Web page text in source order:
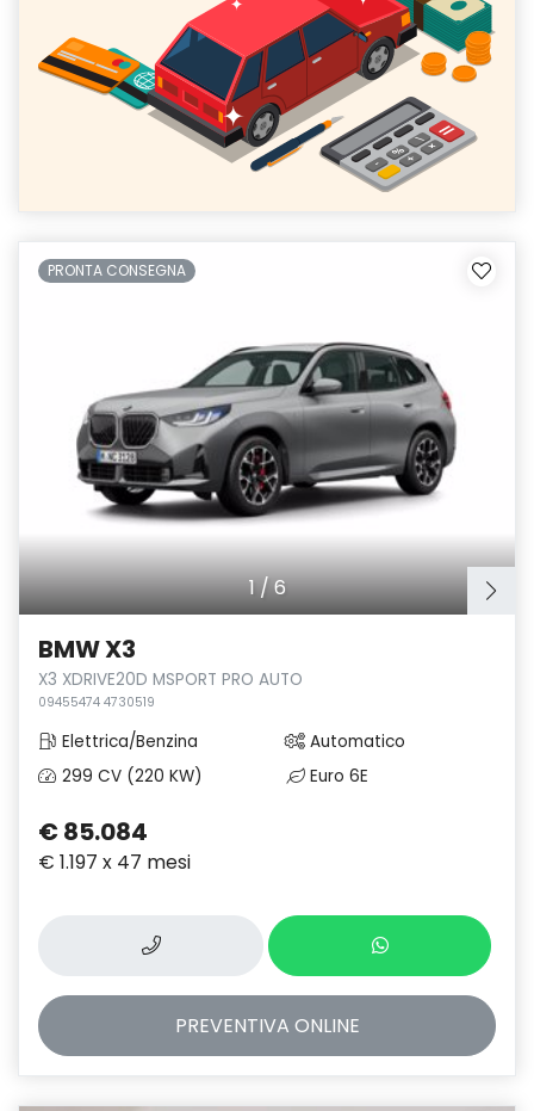
1/6
PRONTA CONSEGNA
BMW X3
X3 XDRIVE20D MSPORT PRO AUTO
09455474 4730519
Elettrica/Benzina
Automatico
299 CV (220 KW)
Euro 6E
€ 85.084
€ 1.197 x 47 mesi
PREVENTIVA ONLINE